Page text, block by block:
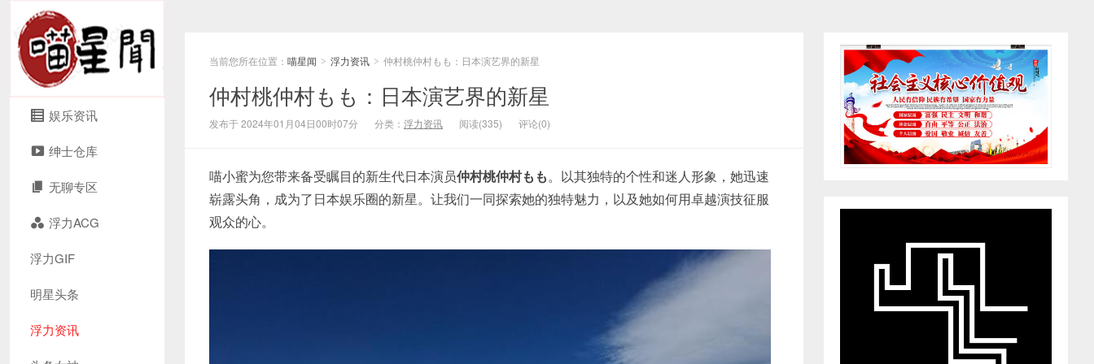
娱乐资讯
绅士仓库
无聊专区
浮力ACG
浮力GIF
明星头条
浮力资讯
当前您所在位置： 喵星闻 > 浮力资讯 > 仲村桃仲村もも：日本演艺界的新星
仲村桃仲村もも：日本演艺界的新星
发布于 2024年01月04日00时07分 分类： 浮力资讯 阅读(335) 评论(0)
喵小蜜为您带来备受瞩目的新生代日本演员仲村桃仲村もも。以其独特的个性和迷人形象，她迅速
崭露头角，成为了日本娱乐圈的新星。让我们一同探索她的独特魅力，以及她如何用卓越演技征服
观众的心。